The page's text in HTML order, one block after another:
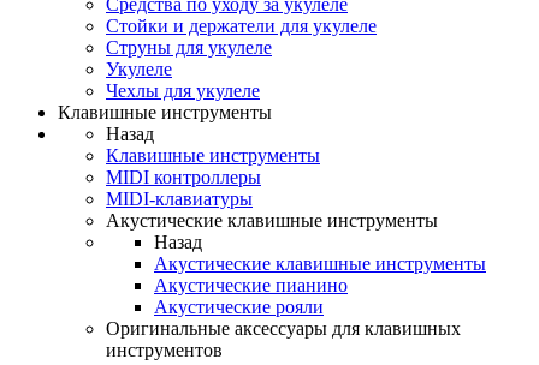
Средства по уходу за укулеле
Стойки и держатели для укулеле
Струны для укулеле
Укулеле
Чехлы для укулеле
Клавишные инструменты
Назад
Клавишные инструменты
MIDI контроллеры
MIDI-клавиатуры
Акустические клавишные инструменты
Назад
Акустические клавишные инструменты
Акустические пианино
Акустические рояли
Оригинальные аксессуары для клавишных
инструментов